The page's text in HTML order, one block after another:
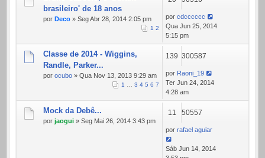
brasileiro' de 18 anos
por Deco » Seg Abr 28, 2014 2:05 pm
1 2
por cdcccccc
Qua Jun 25, 2014
5:15 pm
Classe de 2014 - Wiggins,
Randle, Parker...
por ocubo » Qua Nov 13, 2013 9:29 am
1 … 3 4 5 6 7
139 300587
por Raoni_19
Ter Jun 24, 2014
4:28 am
Mock da Debê...
por jaogui » Seg Mai 26, 2014 3:43 pm
11 50557
por rafael aguiar
Sáb Jun 14, 2014